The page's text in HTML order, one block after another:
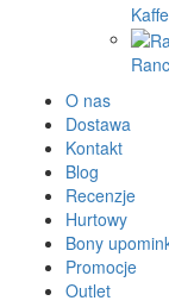
O nas
Dostawa
Kontakt
Blog
Recenzje
Hurtowy
Bony
Promocje
Outlet